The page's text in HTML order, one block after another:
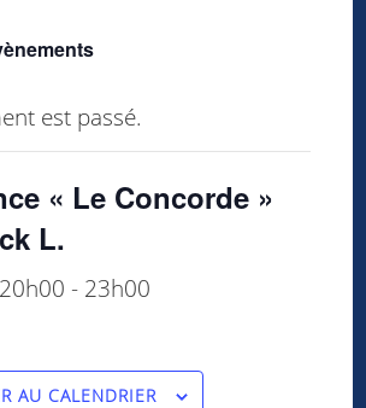
est passé.
« Le Concorde »
L.
- 23h00
AU CALENDRIER